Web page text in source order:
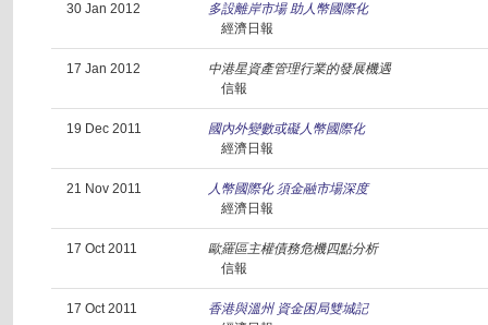
30 Jan 2012
多設離岸市場 助人幣國際化
經濟日報
17 Jan 2012
中港星資產管理行業的發展機遇
信報
19 Dec 2011
國內外變數或礙人幣國際化
經濟日報
21 Nov 2011
人幣國際化 須金融市場深度
經濟日報
17 Oct 2011
歐羅區主權債務危機四點分析
信報
17 Oct 2011
香港與溫州 資金困局雙城記